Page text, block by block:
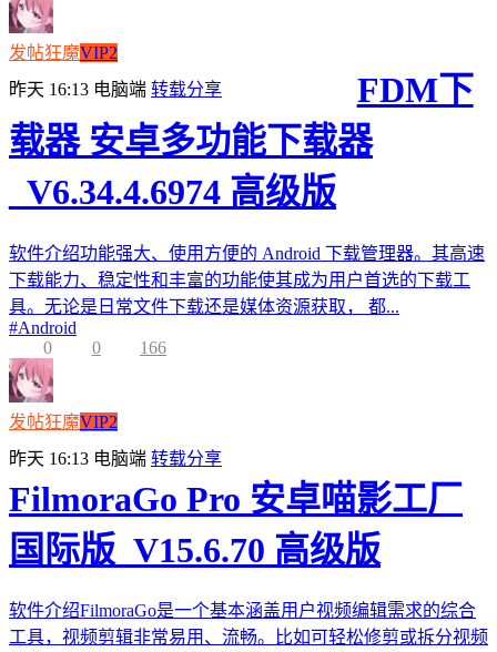
发帖狂魔VIP2
昨天 16:13 电脑端 转载分享
FDM下
载器 安卓多功能下载器
_V6.34.4.6974 高级版
软件介绍功能强大、使用方便的 Android 下载管理器。其高速
下载能力、稳定性和丰富的功能使其成为用户首选的下载工
具。无论是日常文件下载还是媒体资源获取， 都...
#Android
0
0 166
发帖狂魔VIP2
昨天 16:13 电脑端 转载分享
FilmoraGo Pro 安卓喵影工厂
国际版_V15.6.70 高级版
软件介绍FilmoraGo是一个基本涵盖用户视频编辑需求的综合
工具，视频剪辑非常易用、流畅。比如可轻松修剪或拆分视频